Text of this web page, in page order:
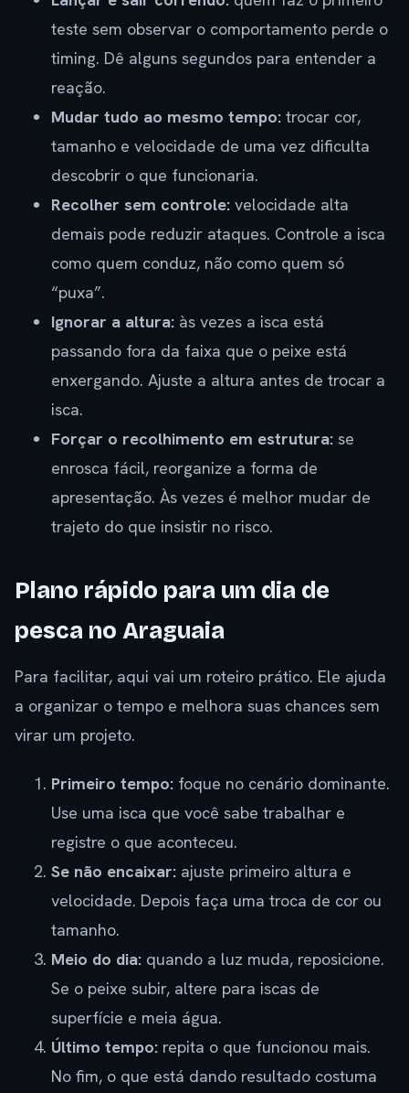
teste sem observar o comportamento perde o
timing. Dê alguns segundos para entender a
reação.
Mudar tudo ao mesmo tempo: trocar cor,
tamanho e velocidade de uma vez dificulta
descobrir o que funcionaria.
Recolher sem controle: velocidade alta
demais pode reduzir ataques. Controle a isca
como quem conduz, não como quem só
“puxa”.
Ignorar a altura: às vezes a isca está
passando fora da faixa que o peixe está
enxergando. Ajuste a altura antes de trocar a
isca.
Forçar o recolhimento em estrutura: se
enrosca fácil, reorganize a forma de
apresentação. Às vezes é melhor mudar de
trajeto do que insistir no risco.
Plano rápido para um dia de
pesca no Araguaia
Para facilitar, aqui vai um roteiro prático. Ele ajuda
a organizar o tempo e melhora suas chances sem
virar um projeto.
Primeiro tempo: foque no cenário dominante.
Use uma isca que você sabe trabalhar e
registre o que aconteceu.
Se não encaixar: ajuste primeiro altura e
velocidade. Depois faça uma troca de cor ou
tamanho.
Meio do dia: quando a luz muda, reposicione.
Se o peixe subir, altere para iscas de
superfície e meia água.
Último tempo: repita o que funcionou mais.
No fim, o que está dando resultado costuma